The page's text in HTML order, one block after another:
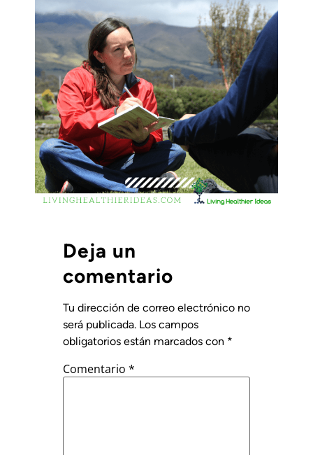
Deja un
comentario
Tu dirección de correo electrónico no
será publicada. Los campos
obligatorios están marcados con *
Comentario *